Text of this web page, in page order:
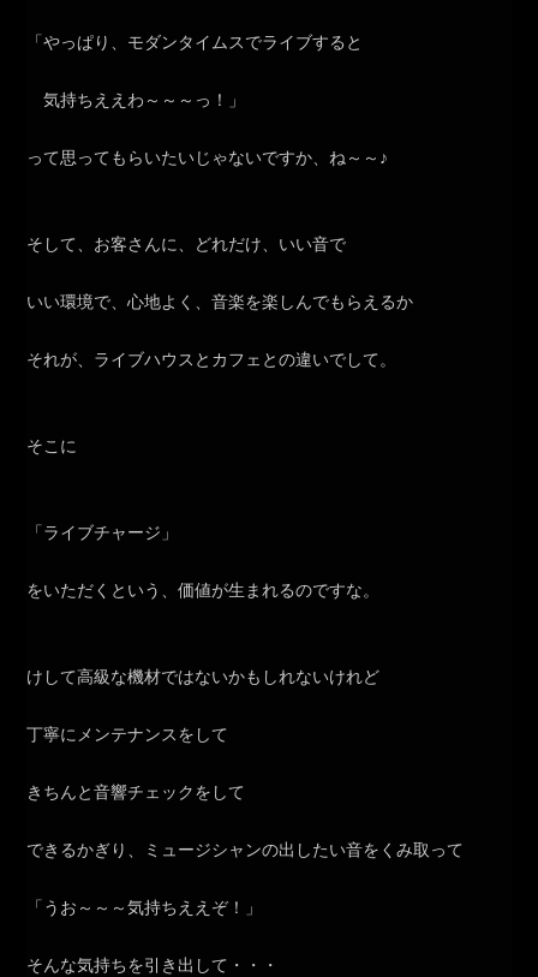
「やっぱり、モダンタイムスでライブすると
気持ちええわ～～～っ！」
って思ってもらいたいじゃないですか、ね～～♪
そして、お客さんに、どれだけ、いい音で
いい環境で、心地よく、音楽を楽しんでもらえるか
それが、ライブハウスとカフェとの違いでして。
そこに
「ライブチャージ」
をいただくという、価値が生まれるのですな。
けして高級な機材ではないかもしれないけれど
丁寧にメンテナンスをして
きちんと音響チェックをして
できるかぎり、ミュージシャンの出したい音をくみ取って
「うお～～～気持ちええぞ！」
そんな気持ちを引き出して・・・